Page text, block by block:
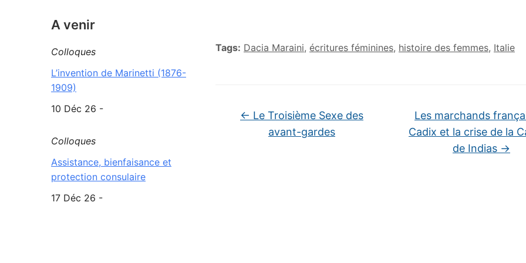
A venir
Colloques
L’invention de Marinetti (1876-
1909)
10 Déc 26 -
Colloques
Assistance, bienfaisance et
protection consulaire
17 Déc 26 -
Tags: Dacia Maraini, écritures féminines, histoire des femmes, Italie
← Le Troisième Sexe des
avant-gardes
Les marchands
Cadix et la crise de la
de Indias →